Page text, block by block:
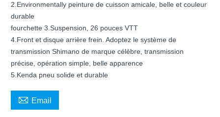
2.Environmentally peinture de cuisson amicale, belle et couleur
durable
fourchette 3.Suspension, 26 pouces VTT
4.Front et disque arrière frein. Adoptez le système de
transmission Shimano de marque célèbre, transmission
précise, opération simple, belle apparence
5.Kenda pneu solide et durable
 Email